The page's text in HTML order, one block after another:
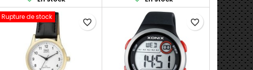
Plastic Watch Q&Q By Citizen
A430J017Manufacture In
JapanDimensions (L*W*H) :
44.0*44.0*13.5mm
Silicone grey trellis pattern dial
5 ATM Q&Q By CitizenMiyota
2115 movement, day date, 3
hands, rotating bezel.The
electronic parts are of
Japanese origin and of high
quality.Dimensions...
Rupture de stock
favorite_border favorite_border